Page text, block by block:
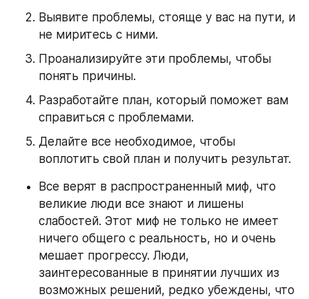
Выявите проблемы, стояще у вас на пути, и
не миритесь с ними.
Проанализируйте эти проблемы, чтобы
понять причины.
Разработайте план, который поможет вам
справиться с проблемами.
Делайте все необходимое, чтобы
воплотить свой план и получить результат.
Все верят в распространенный миф, что
великие люди все знают и лишены
слабостей. Этот миф не только не имеет
ничего общего с реальность, но и очень
мешает прогрессу. Люди,
заинтересованные в принятии лучших из
возможных решений, редко убеждены, что